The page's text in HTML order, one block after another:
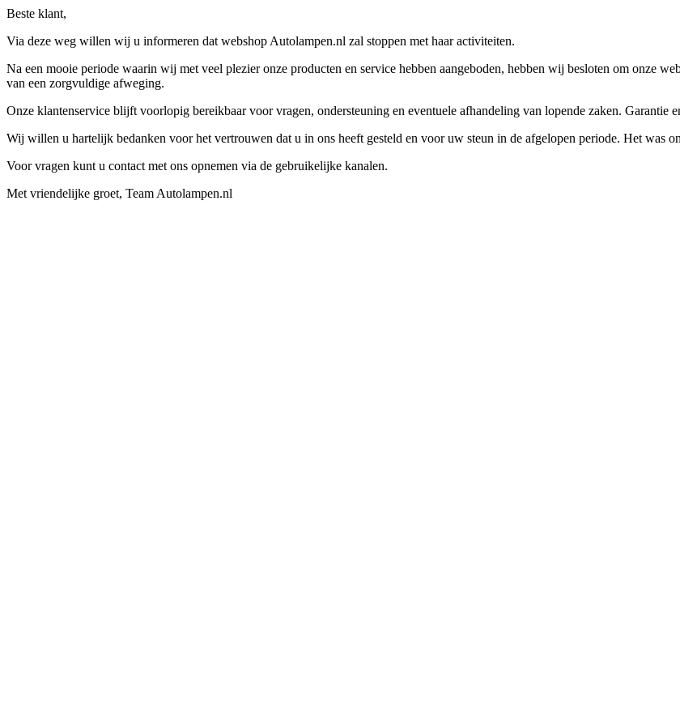
Beste klant,
Via deze weg willen wij u informeren dat webshop Autolampen.nl zal stoppen met haar activiteiten.
Na een mooie periode waarin wij met veel plezier onze producten en service hebben aangeboden, hebben wij besloten om onze
van een zorgvuldige afweging.
Onze klantenservice blijft voorlopig bereikbaar voor vragen, ondersteuning en eventuele afhandeling van lopende zaken.
Wij willen u hartelijk bedanken voor het vertrouwen dat u in ons heeft gesteld en voor uw steun in de afgelopen periode. Het was
Voor vragen kunt u contact met ons opnemen via de gebruikelijke kanalen.
Met vriendelijke groet, Team Autolampen.nl